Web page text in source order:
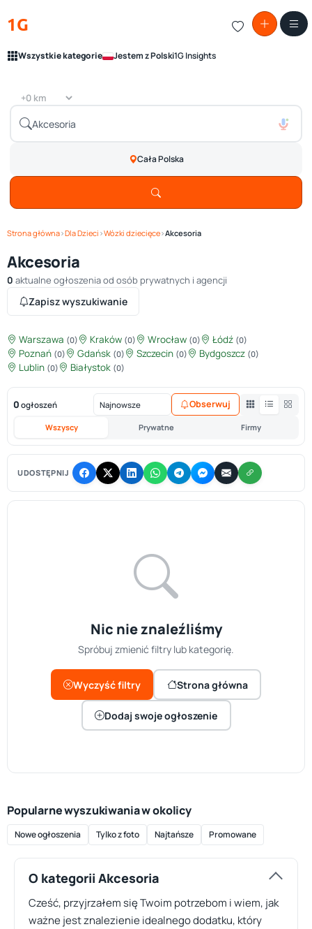
1G
Wszystkie kategorie Jestem z Polski1G Insights
Cała Polska
Strona główna›Dla Dzieci ›Wózki dziecięce›Akcesoria
Akcesoria
0 aktualne ogłoszenia od osób prywatnych i agencji
Zapisz wyszukiwanie
Warszawa (0) Kraków (0) Wrocław (0) Łódź (0)
Poznań (0) Gdańsk (0) Szczecin (0) Bydgoszcz (0)
Lublin (0) Białystok (0)
0 ogłoszeń
Wszyscy Prywatne Firmy
Obserwuj
UDOSTĘPNIJ
Nic nie znaleźliśmy
Spróbuj zmienić filtry lub kategorię.
Wyczyść filtry Strona główna
Dodaj swoje ogłoszenie
Popularne wyszukiwania w okolicy
Nowe ogłoszenia Tylko z foto Najtańsze Promowane
O kategorii Akcesoria
Cześć, przyjrzałem się Twoim potrzebom i wiem, jak
ważne jest znalezienie idealnego dodatku, który